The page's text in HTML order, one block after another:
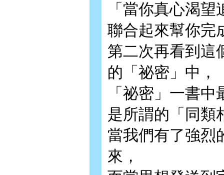
「當你真心渴
聯合起來幫你完
第二次再看到這
的「祕密」中，
「祕密」一書
是所謂的「同類
當我們有了強烈
來，